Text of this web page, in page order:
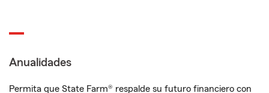
Anualidades
Permita que State Farm® respalde su futuro financiero con